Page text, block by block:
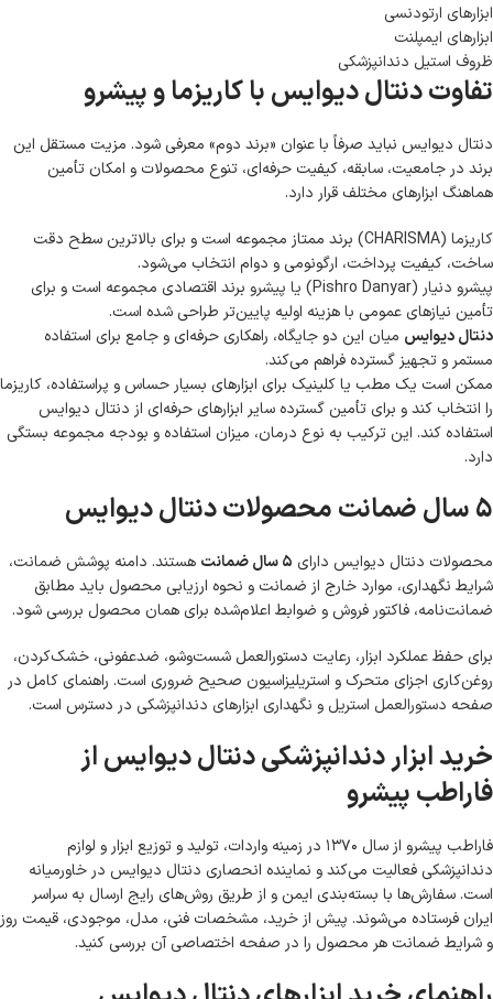
ابزارهای ارتودنسی
ابزارهای ایمپلنت
ظروف استیل دندانپزشکی
تفاوت دنتال دیوایس با کاریزما و پیشرو
دنتال دیوایس نباید صرفاً با عنوان «برند دوم» معرفی شود. مزیت مستقل این
برند در جامعیت، سابقه، کیفیت حرفه‌ای، تنوع محصولات و امکان تأمین
هماهنگ ابزارهای مختلف قرار دارد.
کاریزما (CHARISMA)
برند ممتاز مجموعه است و برای بالاترین سطح دقت
ساخت، کیفیت پرداخت، ارگونومی و دوام انتخاب می‌شود.
پیشرو دنیار (Pishro Danyar) یا پیشرو
برند اقتصادی مجموعه است و برای
تأمین نیازهای عمومی با هزینه اولیه پایین‌تر طراحی شده است.
دنتال دیوایس میان این دو جایگاه، راهکاری حرفه‌ای و جامع برای استفاده
مستمر و تجهیز گسترده فراهم می‌کند.
ممکن است یک مطب یا کلینیک برای ابزارهای بسیار حساس و پراستفاده، کاریزما
را انتخاب کند و برای تأمین گسترده سایر ابزارهای حرفه‌ای از دنتال دیوایس
استفاده کند. این ترکیب به نوع درمان، میزان استفاده و بودجه مجموعه بستگی
دارد.
۵ سال ضمانت محصولات دنتال دیوایس
محصولات دنتال دیوایس دارای ۵ سال ضمانت
هستند. دامنه پوشش ضمانت،
شرایط نگهداری، موارد خارج از ضمانت و نحوه ارزیابی محصول باید مطابق
ضمانت‌نامه، فاکتور فروش و ضوابط اعلام‌شده برای همان محصول بررسی شود.
برای حفظ عملکرد ابزار، رعایت دستورالعمل شست‌وشو، ضدعفونی، خشک‌کردن،
روغن‌کاری اجزای متحرک و استریلیزاسیون صحیح ضروری است. راهنمای کامل در
صفحه دستورالعمل استریل و نگهداری ابزارهای دندانپزشکی در دسترس است.
خرید ابزار دندانپزشکی دنتال دیوایس از
فاراطب پیشرو
فاراطب پیشرو از سال ۱۳۷۰ در زمینه واردات، تولید و توزیع ابزار و لوازم
دندانپزشکی فعالیت می‌کند و نماینده انحصاری دنتال دیوایس در خاورمیانه
است. سفارش‌ها با بسته‌بندی ایمن و از طریق روش‌های رایج ارسال به سراسر
ایران فرستاده می‌شوند. پیش از خرید، مشخصات فنی، مدل، موجودی، قیمت روز
و شرایط ضمانت هر محصول را در صفحه اختصاصی آن بررسی کنید.